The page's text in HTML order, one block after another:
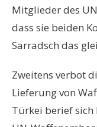
Mitglieder des
dass sie beiden
Sarradsch das
Zweitens verbot
Lieferung von
Türkei berief